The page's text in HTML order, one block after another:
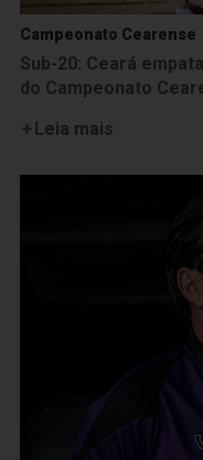
Campeonato Cearense
Sub-20: Ceará
do Campeonato
Leia mais